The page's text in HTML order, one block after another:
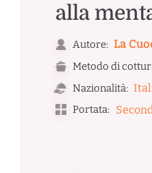
alla
Autore: La
Metodo di
Nazionalità:
Portata: